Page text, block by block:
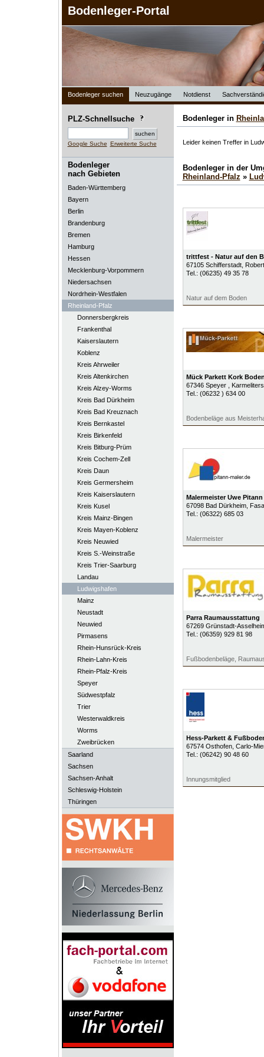
Bodenleger-Portal
Bodenleger suchen Neuzugänge Notdienst
PLZ-Schnellsuche
Google Suche Erweiterte Suche
Bodenleger
nach Gebieten
Baden-Württemberg
Bayern
Berlin
Brandenburg
Bremen
Hamburg
Hessen
Mecklenburg-Vorpommern
Niedersachsen
Nordrhein-Westfalen
Rheinland-Pfalz
Donnersbergkreis
Frankenthal
Kaiserslautern
Koblenz
Kreis Ahrweiler
Kreis Altenkirchen
Kreis Alzey-Worms
Kreis Bad Dürkheim
Kreis Bad Kreuznach
Kreis Bernkastel
Kreis Birkenfeld
Kreis Bitburg-Prüm
Kreis Cochem-Zell
Kreis Daun
Kreis Germersheim
Kreis Kaiserslautern
Kreis Kusel
Kreis Mainz-Bingen
Kreis Mayen-Koblenz
Kreis Neuwied
Kreis S.-Weinstraße
Kreis Trier-Saarburg
Landau
Ludwigshafen
Mainz
Neustadt
Neuwied
Pirmasens
Rhein-Hunsrück-Kreis
Rhein-Lahn-Kreis
Rhein-Pfalz-Kreis
Speyer
Südwestpfalz
Trier
Westerwaldkreis
Worms
Zweibrücken
Saarland
Sachsen
Sachsen-Anhalt
Schleswig-Holstein
Thüringen
Bodenleger in
Leider keinen Treffer in
Bodenleger in der
Rheinland-Pfalz »
trittfest - Natur auf den
67105 Schifferstadt,
Tel.: (06235) 49 35 78
Natur auf dem Boden
Mück Parkett Kork
67346 Speyer
,
Tel.: (06232 ) 634 00
Bodenbeläge aus
Malermeister Uwe Pitann
67098 Bad Dürkheim,
Tel.: (06322) 685 03
Malermeister
Parra Raumausstattung
67269 Grünstadt-
Tel.: (06359) 929 81 98
Fußbodenbeläge,
Hess-Parkett &
67574 Osthofen, Carlo-
Tel.: (06242) 90 48 60
Innungsmitglied